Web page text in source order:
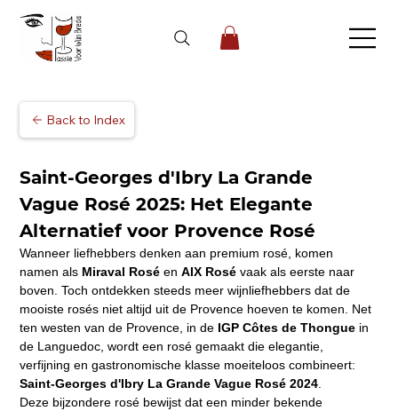
Back to Index
Saint-Georges d'Ibry La Grande
Vague Rosé 2025: Het Elegante
Alternatief voor Provence Rosé
Wanneer liefhebbers denken aan premium rosé, komen
namen als Miraval Rosé en AIX Rosé vaak als eerste naar
boven. Toch ontdekken steeds meer wijnliefhebbers dat de
mooiste rosés niet altijd uit de Provence hoeven te komen. Net
ten westen van de Provence, in de IGP Côtes de Thongue in
de Languedoc, wordt een rosé gemaakt die elegantie,
verfijning en gastronomische klasse moeiteloos combineert:
Saint-Georges d'Ibry La Grande Vague Rosé 2024.
Deze bijzondere rosé bewijst dat een minder bekende